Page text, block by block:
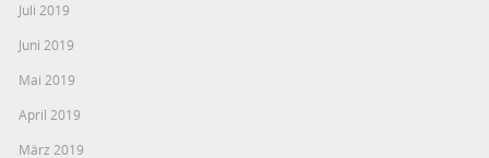
Juli 2019
Juni 2019
Mai 2019
April 2019
März 2019